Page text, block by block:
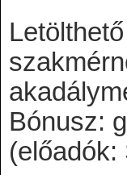
Bónusz:
(előadók: